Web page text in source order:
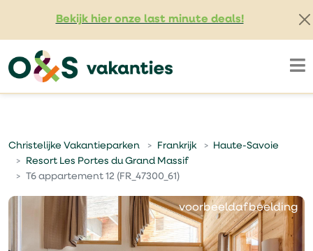
Bekijk hier onze last minute deals!
Christelijke Vakantieparken Frankrijk
Haute-Savoie
Resort Les Portes du Grand Massif
T6 appartement 12 (FR_47300_61)
voorbeeldafbeelding